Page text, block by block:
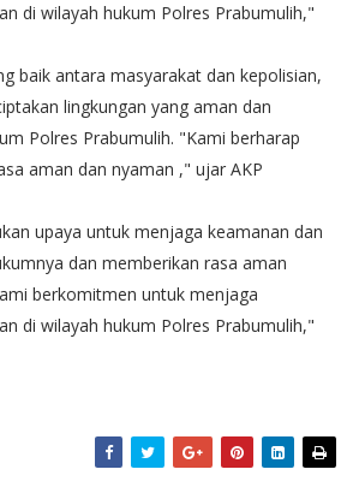
di wilayah hukum Polres Prabumulih,"
baik antara masyarakat dan kepolisian,
lingkungan yang aman dan
Polres Prabumulih. "Kami berharap
aman dan nyaman ," ujar AKP
upaya untuk menjaga keamanan dan
dan memberikan rasa aman
berkomitmen untuk menjaga
di wilayah hukum Polres Prabumulih,"